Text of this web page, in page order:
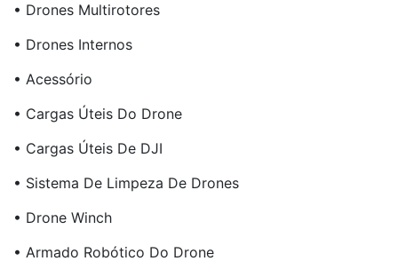
• Drones Multirotores
• Drones Internos
• Acessório
• Cargas Úteis Do Drone
• Cargas Úteis De DJI
• Sistema De Limpeza De Drones
• Drone Winch
• Armado Robótico Do Drone